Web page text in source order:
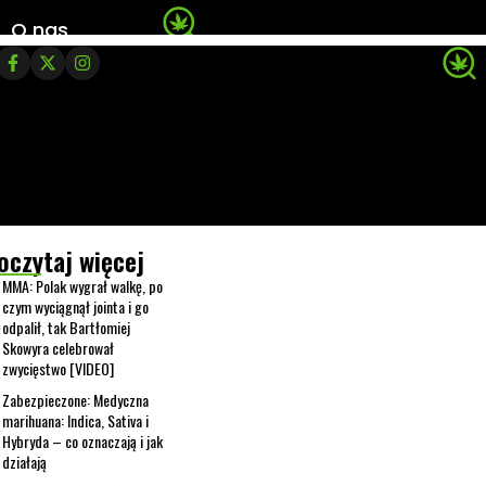
O nas
więcej
MMA: Polak wygrał walkę, po
czym wyciągnął jointa i go
odpalił, tak Bartłomiej
Skowyra celebrował
zwycięstwo [VIDEO]
Zabezpieczone: Medyczna
marihuana: Indica, Sativa i
Hybryda – co oznaczają i jak
działają